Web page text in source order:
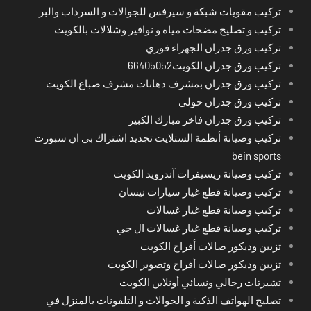
تركيب مقويات شبكة و سيرفس للجوالات و السرداب والبر
تركيب و تصليح مضخات مياه و نوافير وشلالات بالكويت
تركيب ورق جدران الجهراء فوري
تركيب ورق جدران الكويت66405052
تركيب ورق جدران بمشرف دهانات مشرف صباغ الكويت
تركيب ورق جدران حولي
تركيب ورق جدران فاخر مبارك الكبير
تركيب وصيانة أنظمة الستلايت تجديد اشتراك بي ان سبورت
bein sports
تركيب وصيانة ريسيفرات آندرويد الكويت
تركيب وصيانة قطع غيار سيارات نيسان
تركيب وصيانة قطع غيار غسالات
تركيب وصيانة قطع غيار غسالات ال جي
تزيين وديكور صالات أفراح الكويت
تزيين وديكور صالات أفراح وتصوير الكويت
تشيرتات رجالي ونسائي أونلاين الكويت
تصليح الهواتف الذكية و الجوالات و التلفونات بالمنزل في